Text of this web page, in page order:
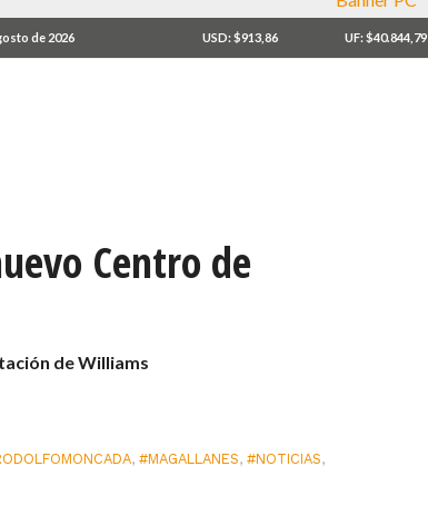
de 2026 USD: $913,86 UF: $40.844,79
Centro de
de Williams
,#MAGALLANES,#NOTICIAS,